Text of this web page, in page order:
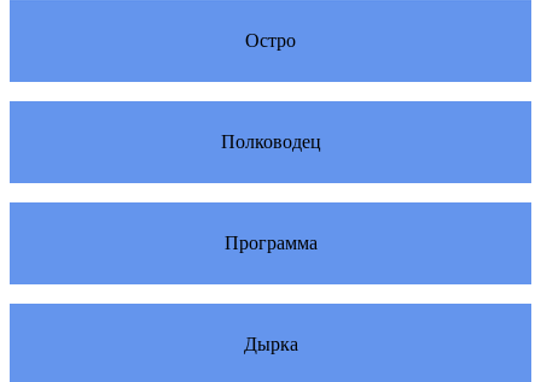
Остро
Полководец
Программа
Дырка